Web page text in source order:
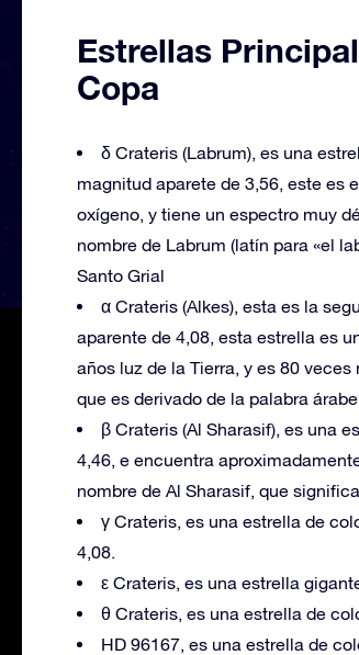
Estrellas
Copa
δ Crateris (Labrum), es una
magnitud aparete de 3,56, este es
oxígeno, y tiene un espectro muy
nombre de Labrum (latín para «el
Santo Grial
α Crateris (Alkes), esta es la
aparente de 4,08, esta estrella es
años luz de la Tierra, y es 80
que es derivado de la palabra
β Crateris (Al Sharasif), es una
4,46, e encuentra
nombre de Al Sharasif, que
γ Crateris, es una estrella de
4,08.
ε Crateris, es una estrella
θ Crateris, es una estrella de
HD 96167, es una estrella de